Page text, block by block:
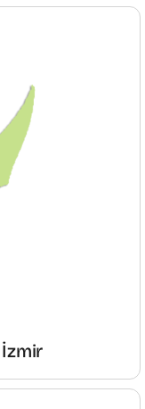
İzmir